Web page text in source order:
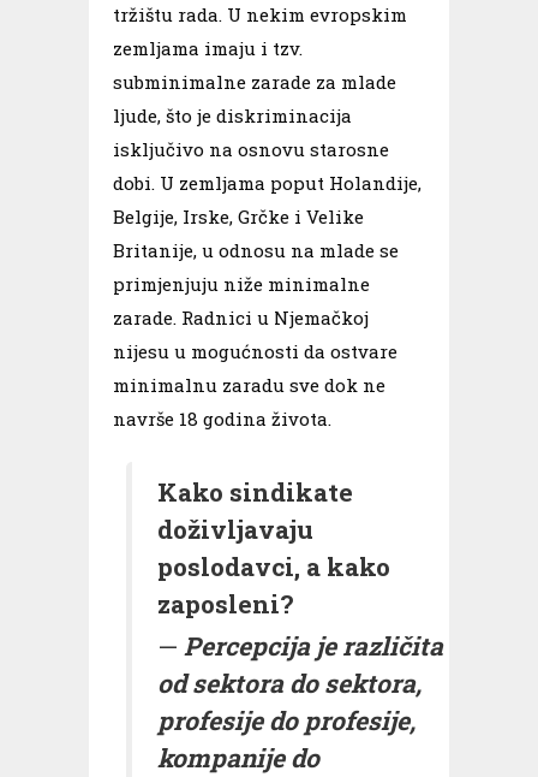
tržištu rada. U nekim evropskim
zemljama imaju i tzv.
subminimalne zarade za mlade
ljude, što je diskriminacija
isključivo na osnovu starosne
dobi. U zemljama poput Holandije,
Belgije, Irske, Grčke i Velike
Britanije, u odnosu na mlade se
primjenjuju niže minimalne
zarade. Radnici u Njemačkoj
nijesu u mogućnosti da ostvare
minimalnu zaradu sve dok ne
navrše 18 godina života.
Kako sindikate
doživljavaju
poslodavci, a kako
zaposleni?
Percepcija je različita
od sektora do sektora,
profesije do profesije,
kompanije do